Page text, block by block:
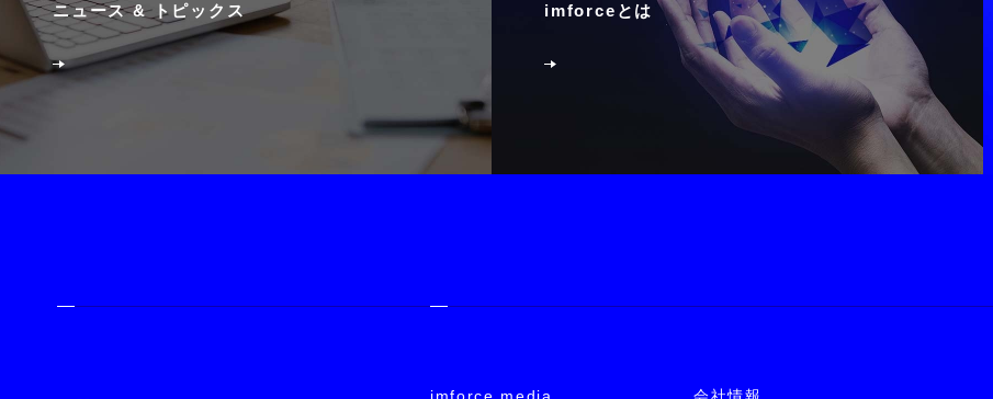
ニュース & トピックス imforceとは